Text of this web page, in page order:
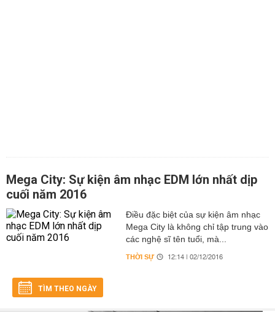
Mega City: Sự kiện âm nhạc EDM lớn nhất dịp
cuối năm 2016
Điều đặc biệt của sự kiện âm nhạc
Mega City là không chỉ tập trung vào
các nghệ sĩ tên tuổi, mà...
THỜI SỰ 12:14 | 02/12/2016
TÌM THEO NGÀY